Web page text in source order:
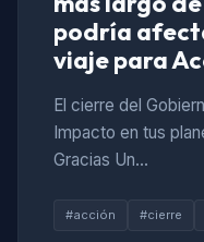
podría
viaje para
El cierre del
Impacto en tus
Gracias Un…
#acción #cierre